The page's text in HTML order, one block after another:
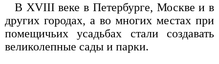
В XVIII веке в Петербурге, Москве и в
других городах, а во многих местах при
помещичьих усадьбах стали создавать
великолепные сады и парки.